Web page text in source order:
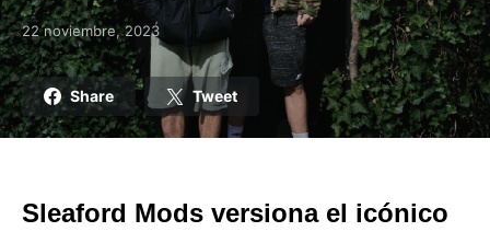
Posted on
22 noviembre, 2023
Share Tweet
Sleaford Mods versiona el icónico